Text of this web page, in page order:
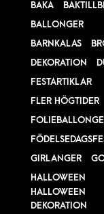
BAKA
BALLONGER
BARNKALAS
DEKORATION
FESTARTIKLAR
FLER HÖGTIDER
GIRLANGER
HALLOWEEN
HALLOWEEN
DEKORATION